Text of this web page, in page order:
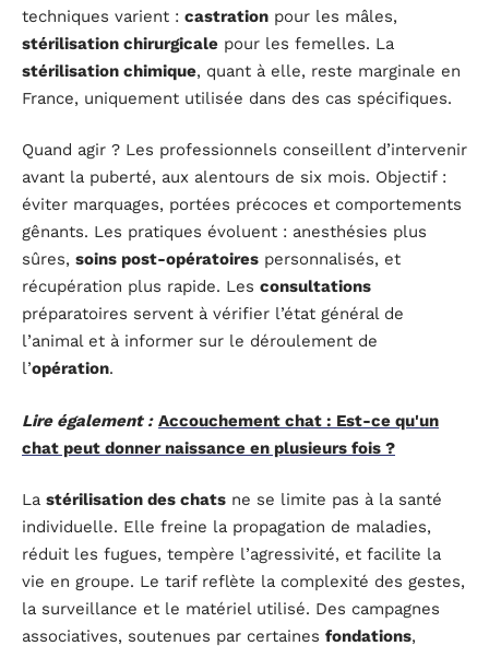
techniques varient : castration pour les mâles,
stérilisation chirurgicale pour les femelles. La
stérilisation chimique, quant à elle, reste marginale en
France, uniquement utilisée dans des cas spécifiques.
Quand agir ? Les professionnels conseillent d’intervenir
avant la puberté, aux alentours de six mois. Objectif :
éviter marquages, portées précoces et comportements
gênants. Les pratiques évoluent : anesthésies plus
sûres, soins post-opératoires personnalisés, et
récupération plus rapide. Les consultations
préparatoires servent à vérifier l’état général de
l’animal et à informer sur le déroulement de
l’opération.
Lire également : Accouchement chat : Est-ce qu'un
chat peut donner naissance en plusieurs fois ?
La stérilisation des chats ne se limite pas à la santé
individuelle. Elle freine la propagation de maladies,
réduit les fugues, tempère l’agressivité, et facilite la
vie en groupe. Le tarif reflète la complexité des gestes,
la surveillance et le matériel utilisé. Des campagnes
associatives, soutenues par certaines fondations,